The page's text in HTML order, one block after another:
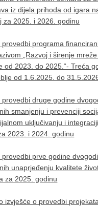
iz dijela prihoda od igara
za 2025. i 2026. godinu
programa
„Razvoj i širenje
od 2023. do 2025.“- Treća
od 1.6.2025. do
druge godine
smanjenju i prevenciji
uključivanju i
2023. i 2024. godinu
prve godine
unaprjeđenju kvalitete
za 2025. godinu
izvješće o provedbi